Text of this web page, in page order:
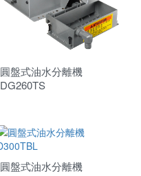
圓盤式油水分離機
DG260TS
圓盤式油水分離機